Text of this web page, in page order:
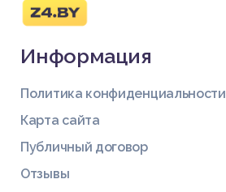
Информация
Политика конфиденциальности
Карта сайта
Публичный договор
Отзывы